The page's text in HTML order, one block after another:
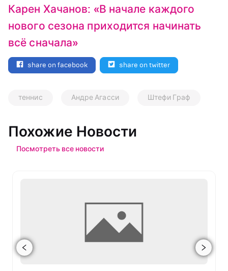
Карен Хачанов: «В начале каждого
нового сезона приходится начинать
всё сначала»
share on facebook share on twitter
теннис Андре Агасси Штефи Граф
Похожие Новости
Посмотреть все новости